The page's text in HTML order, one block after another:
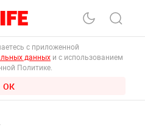
с приложенной
данных и с использованием
Политике.
ОК